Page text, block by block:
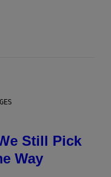
Still Pick
Way